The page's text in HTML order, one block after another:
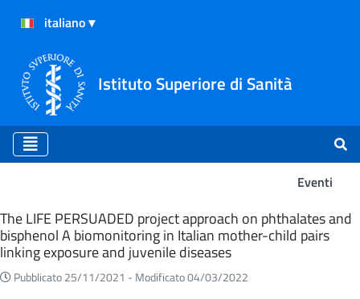
Istituto Superiore di Sanità
Eventi
Eventi
The LIFE PERSUADED project approach on phthalates and
bisphenol A biomonitoring in Italian mother-child pairs
linking exposure and juvenile diseases
Pubblicato 25/11/2021 - Modificato 04/03/2022